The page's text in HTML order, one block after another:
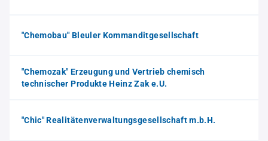
"Chemobau" Bleuler Kommanditgesellschaft
"Chemozak" Erzeugung und Vertrieb chemisch
technischer Produkte Heinz Zak e.U.
"Chic" Realitätenverwaltungsgesellschaft m.b.H.